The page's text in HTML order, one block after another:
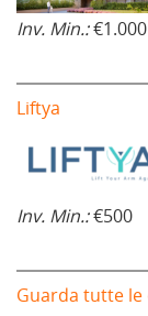
Inv. Min.:€1.000
Liftya
Inv. Min.:€500
Guarda tutte le